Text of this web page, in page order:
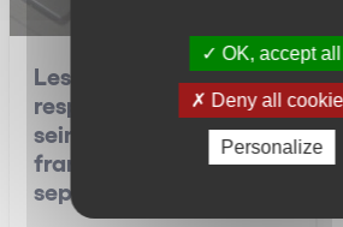
Les enjeux de la
responsabilité RGPD au
sein des réseaux de
franchise – 23
septembre 2021
OK, accept all
Deny all
Personalize